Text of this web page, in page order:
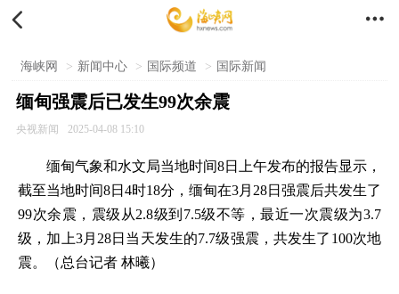
 
海峡网 > 新闻中心 > 国际频道 > 国际新闻
缅甸强震后已发生99次余震
央视新闻 2025-04-08 15:10
缅甸气象和水文局当地时间8日上午发布的报告显示，
截至当地时间8日4时18分，缅甸在3月28日强震后共发生了
99次余震，震级从2.8级到7.5级不等，最近一次震级为3.7
级，加上3月28日当天发生的7.7级强震，共发生了100次地
震。（总台记者 林曦）